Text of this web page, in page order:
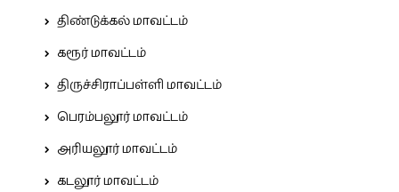
திண்டுக்கல் மாவட்டம்
கரூர் மாவட்டம்
திருச்சிராப்பள்ளி மாவட்டம்
பெரம்பலூர் மாவட்டம்
அரியலூர் மாவட்டம்
கடலூர் மாவட்டம்